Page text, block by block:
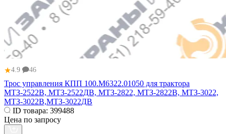
★4.9 46
Трос управления КПП 100.М6322.01050 для трактора
МТЗ-2522В, МТЗ-2522ДВ, МТЗ-2822, МТЗ-2822В, МТЗ-3022,
МТЗ-3022В,МТЗ-3022ДВ
ID товара: 399488
Цена по запросу